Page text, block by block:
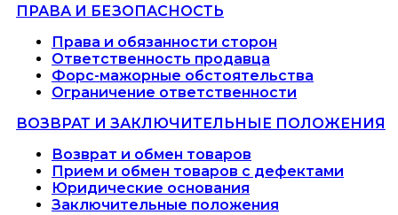
ПРАВА И БЕЗОПАСНОСТЬ
Права и обязанности сторон
Ответственность продавца
Форс-мажорные обстоятельства
Ограничение ответственности
ВОЗВРАТ И ЗАКЛЮЧИТЕЛЬНЫЕ ПОЛОЖЕНИЯ
Возврат и обмен товаров
Прием и обмен товаров с дефектами
Юридические основания
Заключительные положения